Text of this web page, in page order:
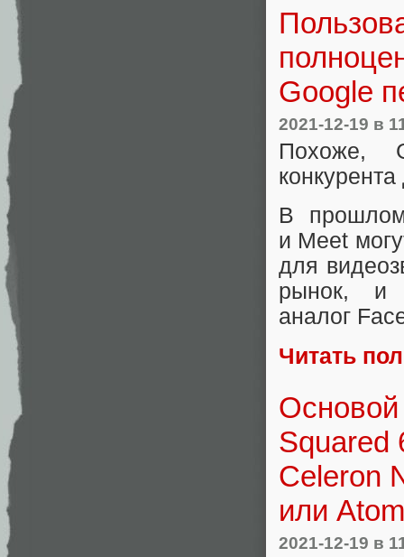
Google
2021-12-19 в
Похоже,
В
и Meet
для
рынок, и
аналог
Читать
Squared
Celeron
или
2021-12-19 в